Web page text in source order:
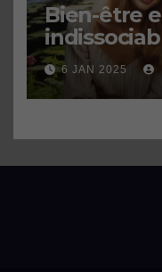
Bien-être
6 JAN 2025